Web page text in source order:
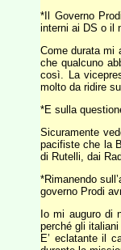
*Il Governo
interni ai DS o il
Come durata mi
che qualcuno
così. La
molto da ridire
*E sulla
Sicuramente
pacifiste che la
di Rutelli, dai
*Rimanendo
governo Prodi
Io mi auguro di
perché gli
E’ eclatante il